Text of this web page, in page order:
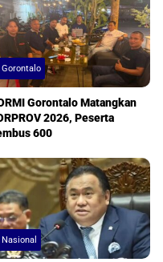
Gorontalo
Gorontalo Matangkan
2026, Peserta
600
Nasional